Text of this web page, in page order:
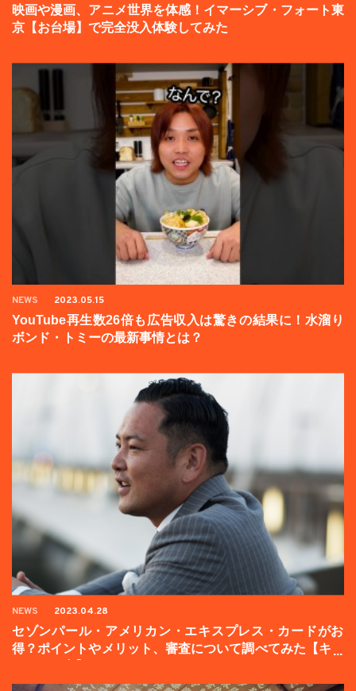
映画や漫画、アニメ世界を体感！イマーシブ・フォート東
京【お台場】で完全没入体験してみた
NEWS 2023.05.15
YouTube再生数26倍も広告収入は驚きの結果に！水溜り
ボンド・トミーの最新事情とは？
NEWS 2023.04.28
セゾンパール・アメリカン・エキスプレス・カードがお
得？ポイントやメリット、審査について調べてみた【キャ